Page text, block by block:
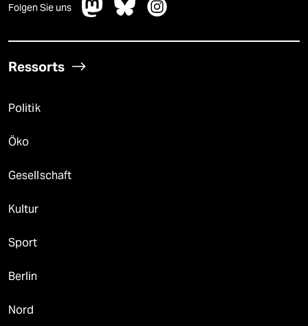
Folgen Sie uns
Ressorts
Politik
Öko
Gesellschaft
Kultur
Sport
Berlin
Nord